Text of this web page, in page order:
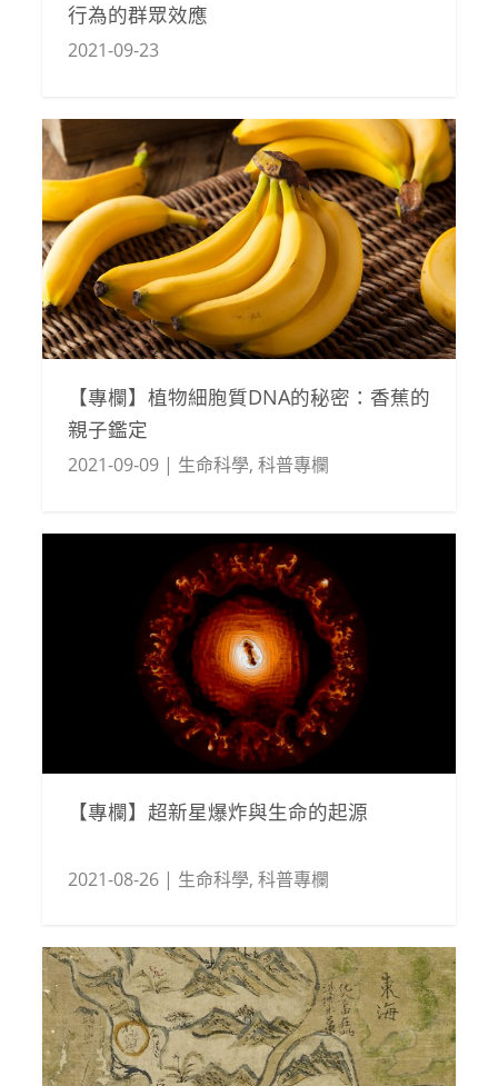
行為的群眾效應
2021-09-23
【專欄】植物細胞質DNA的秘密：香蕉的
親子鑑定
2021-09-09| 生命科學, 科普專欄
【專欄】超新星爆炸與生命的起源
2021-08-26| 生命科學, 科普專欄